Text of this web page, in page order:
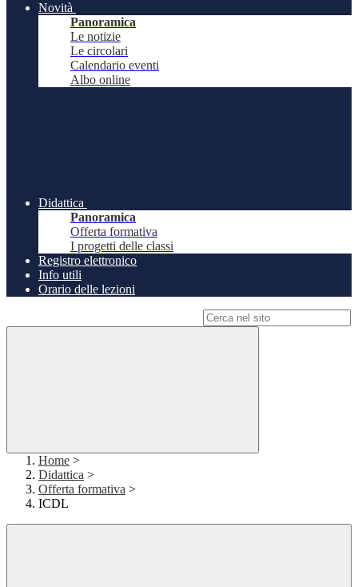
Novità
Panoramica
Le notizie
Le circolari
Calendario eventi
Albo online
Didattica
Panoramica
Offerta formativa
I progetti delle classi
Registro elettronico
Info utili
Orario delle lezioni
Home >
Didattica >
Offerta formativa >
ICDL